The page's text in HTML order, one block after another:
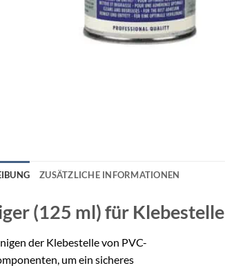
ZUSÄTZLICHE INFORMATIONEN
(125 ml)für Klebestelle
der Klebestelle von PVC-
um ein sicheres